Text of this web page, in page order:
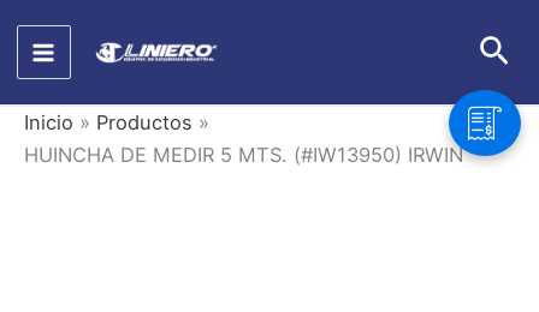
contenido
Inicio
Productos
HUINCHA DE MEDIR 5 MTS. (#IW13950) IRWIN